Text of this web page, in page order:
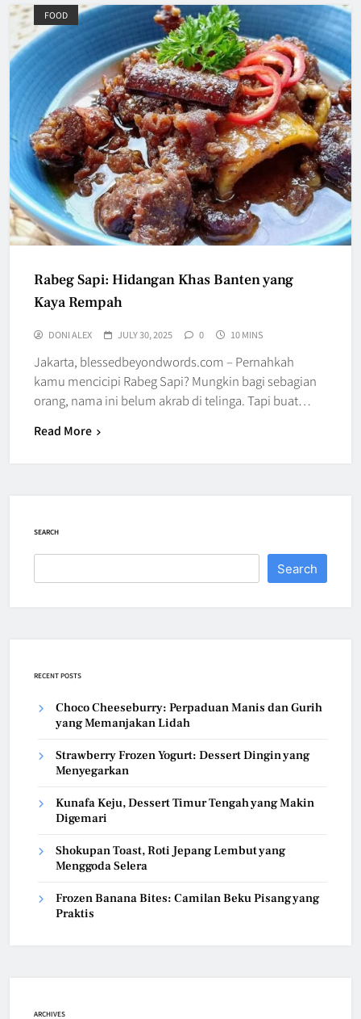
FOOD
Rabeg Sapi: Hidangan Khas Banten yang
Kaya Rempah
DONI ALEX JULY 30, 2025 0 10 MINS
Jakarta, blessedbeyondwords.com – Pernahkah
kamu mencicipi Rabeg Sapi? Mungkin bagi sebagian
orang, nama ini belum akrab di telinga. Tapi buat…
Read More
SEARCH
Search
RECENT POSTS
Choco Cheeseburry: Perpaduan Manis dan Gurih
yang Memanjakan Lidah
Strawberry Frozen Yogurt: Dessert Dingin yang
Menyegarkan
Kunafa Keju, Dessert Timur Tengah yang Makin
Digemari
Shokupan Toast, Roti Jepang Lembut yang
Menggoda Selera
Frozen Banana Bites: Camilan Beku Pisang yang
Praktis
ARCHIVES